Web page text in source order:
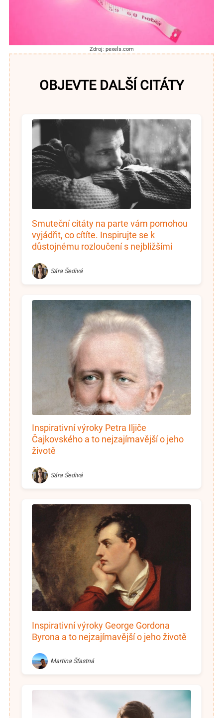
Zdroj: pexels.com
OBJEVTE DALŠÍ CITÁTY
Smuteční citáty na parte vám pomohou
vyjádřit, co cítíte. Inspirujte se k
důstojnému rozloučení s nejbližšími
Sára Šedivá
Inspirativní výroky Petra Iljiče
Čajkovského a to nejzajímavější o jeho
životě
Sára Šedivá
Inspirativní výroky George Gordona
Byrona a to nejzajímavější o jeho životě
Martina Šťastná